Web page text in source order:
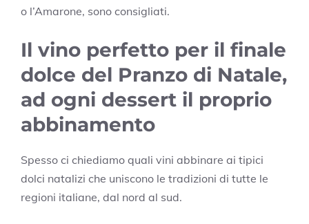
o l’Amarone, sono consigliati.
Il vino perfetto per il finale
dolce del Pranzo di Natale,
ad ogni dessert il proprio
abbinamento
Spesso ci chiediamo quali vini abbinare ai tipici
dolci natalizi che uniscono le tradizioni di tutte le
regioni italiane, dal nord al sud.